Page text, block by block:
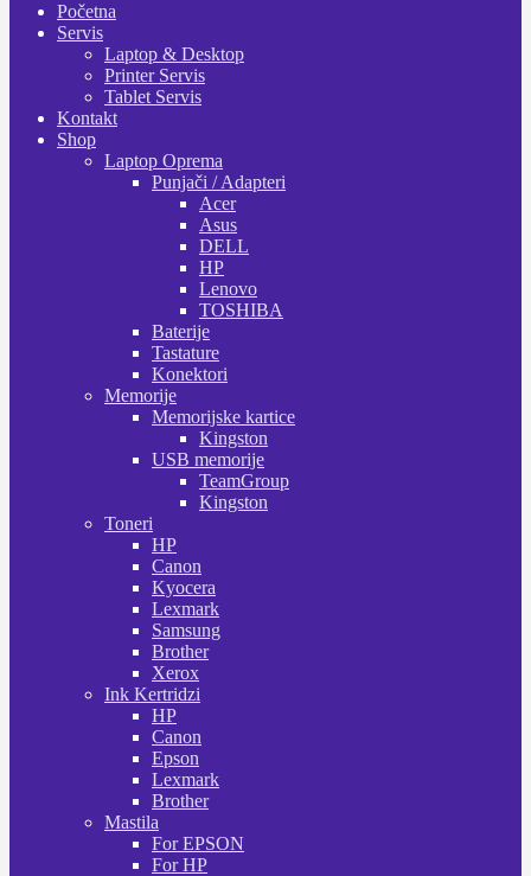
Početna
Servis
Laptop & Desktop
Printer Servis
Tablet Servis
Kontakt
Shop
Laptop Oprema
Punjači / Adapteri
Acer
Asus
DELL
HP
Lenovo
TOSHIBA
Baterije
Tastature
Konektori
Memorije
Memorijske kartice
Kingston
USB memorije
TeamGroup
Kingston
Toneri
HP
Canon
Kyocera
Lexmark
Samsung
Brother
Xerox
Ink Kertridzi
HP
Canon
Epson
Lexmark
Brother
Mastila
For EPSON
For HP